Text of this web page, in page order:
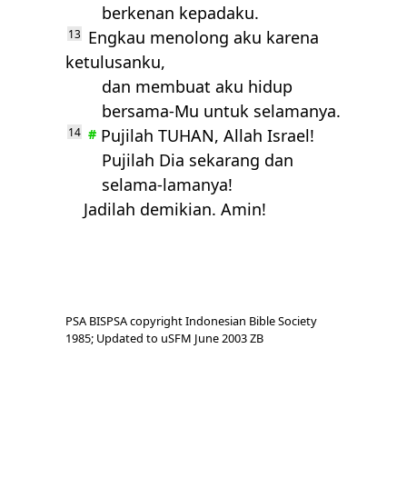
berkenan kepadaku.
13
Engkau menolong aku karena
ketulusanku,
dan membuat aku hidup
bersama-Mu untuk selamanya.
14 # Pujilah TUHAN, Allah Israel!
Pujilah Dia sekarang dan
selama-lamanya!
Jadilah demikian. Amin!
PSA BISPSA copyright Indonesian Bible Society
1985; Updated to uSFM June 2003 ZB